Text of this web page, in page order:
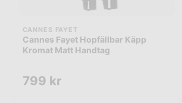
CANNES FAYET
Cannes Fayet Hopfällbar Käpp
Kromat Matt Handtag
799 kr